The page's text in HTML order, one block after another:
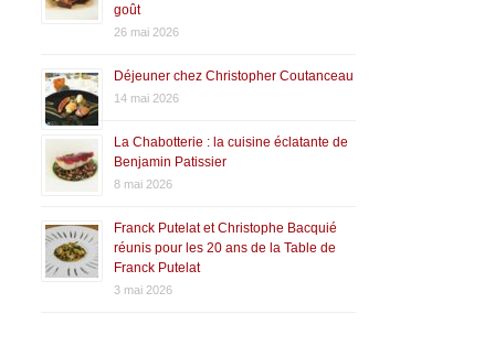
goût
26 mai 2026
Déjeuner chez Christopher Coutanceau
14 mai 2026
La Chabotterie : la cuisine éclatante de
Benjamin Patissier
8 mai 2026
Franck Putelat et Christophe Bacquié
réunis pour les 20 ans de la Table de
Franck Putelat
3 mai 2026